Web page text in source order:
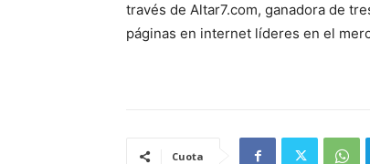
través de Altar7.com, ganadora de
páginas en internet líderes en el
Cuota